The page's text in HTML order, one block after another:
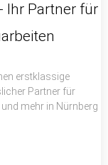
Ihr Partner für
erstklassige
Partner für
mehr in Nürnberg